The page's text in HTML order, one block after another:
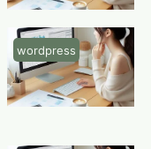
wordpress